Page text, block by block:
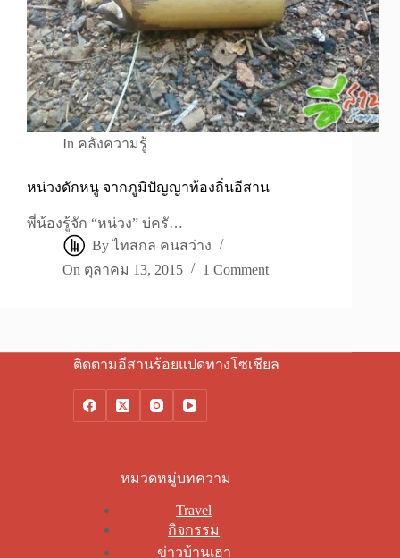
In คลังความรู้
หน่วงดักหนู จากภูมิปัญญาท้องถิ่นอีสาน
พี่น้องรู้จัก “หน่วง” บ่ครั…
By ไทสกล คนสว่าง
On ตุลาคม 13, 2015 1 Comment
ติดตามอีสานร้อยแปดทางโซเชียล
หมวดหมู่บทความ
Travel
กิจกรรม
ข่าวบ้านเฮา